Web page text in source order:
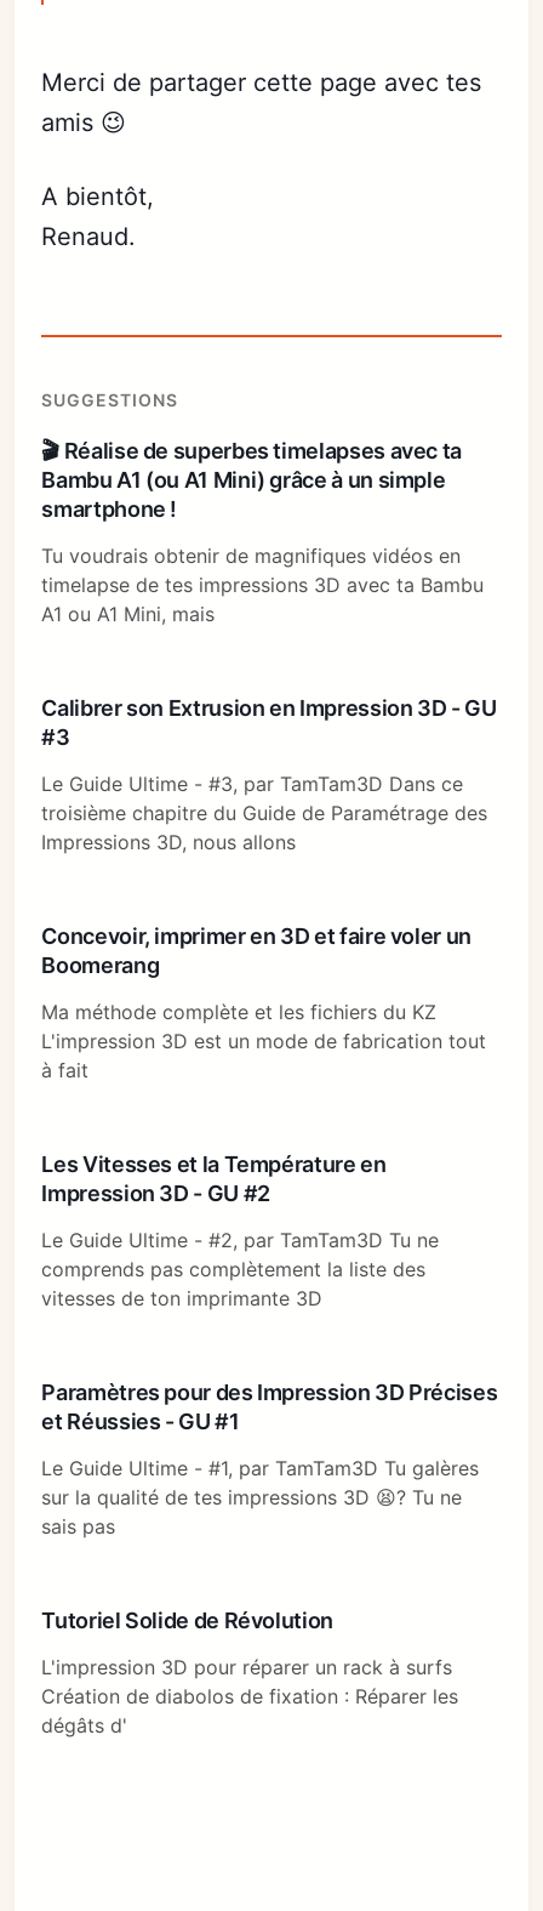
Merci de partager cette page avec tes
amis 😉
A bientôt,
Renaud.
SUGGESTIONS
🎬 Réalise de superbes timelapses avec ta
Bambu A1 (ou A1 Mini) grâce à un simple
smartphone !
Tu voudrais obtenir de magnifiques vidéos en
timelapse de tes impressions 3D avec ta Bambu
A1 ou A1 Mini, mais
Calibrer son Extrusion en Impression 3D - GU
#3
Le Guide Ultime - #3, par TamTam3D Dans ce
troisième chapitre du Guide de Paramétrage des
Impressions 3D, nous allons
Concevoir, imprimer en 3D et faire voler un
Boomerang
Ma méthode complète et les fichiers du KZ
L'impression 3D est un mode de fabrication tout
à fait
Les Vitesses et la Température en
Impression 3D - GU #2
Le Guide Ultime - #2, par TamTam3D Tu ne
comprends pas complètement la liste des
vitesses de ton imprimante 3D
Paramètres pour des Impression 3D Précises
et Réussies - GU #1
Le Guide Ultime - #1, par TamTam3D Tu galères
sur la qualité de tes impressions 3D 😫? Tu ne
sais pas
Tutoriel Solide de Révolution
L'impression 3D pour réparer un rack à surfs
Création de diabolos de fixation : Réparer les
dégâts d'